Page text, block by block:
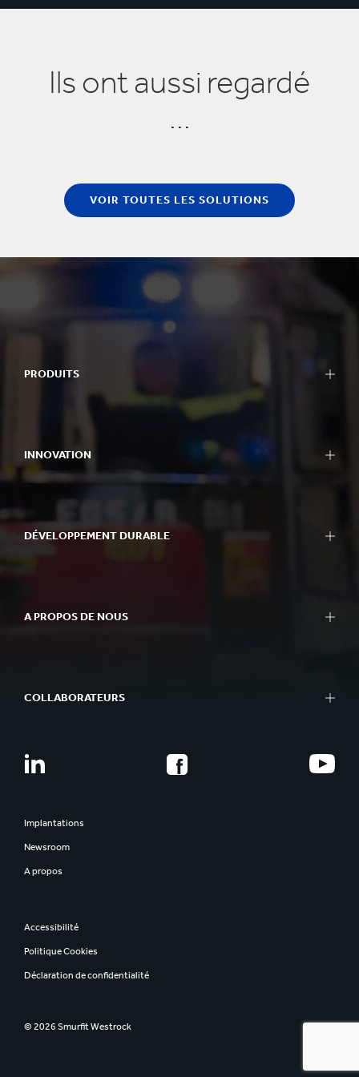
Ils ont aussi regardé
...
VOIR TOUTES LES SOLUTIONS
PRODUITS
INNOVATION
DÉVELOPPEMENT DURABLE
A PROPOS DE NOUS
COLLABORATEURS
Implantations
Newsroom
A propos
Accessibilité
Politique Cookies
Déclaration de confidentialité
© 2026 Smurfit Westrock